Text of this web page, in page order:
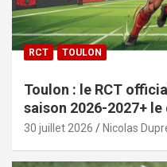
RCT TOULON
Toulon : le RCT
saison 2026-2027+
30 juillet 2026 Nicolas